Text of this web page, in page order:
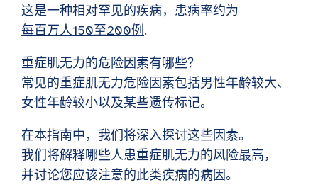
这是一种相对罕见的疾病，患病率约为
每百万人150至200例 .
重症肌无力的危险因素有哪些？
常见的重症肌无力危险因素包括男性年龄较大、
女性年龄较小以及某些遗传标记。
在本指南中，我们将深入探讨这些因素。
我们将解释哪些人患重症肌无力的风险最高，
并讨论您应该注意的此类疾病的病因。